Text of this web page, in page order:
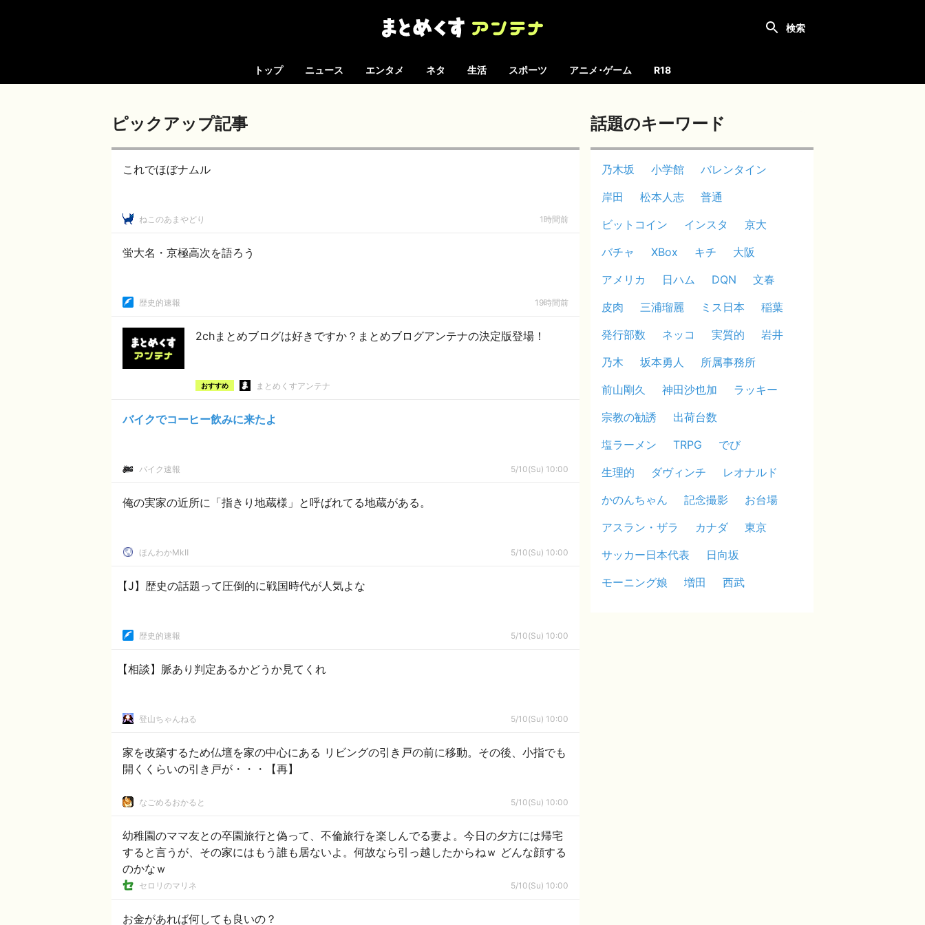
トップ ニュース エンタメ ネタ 生活 スポーツ アニメ･ゲーム R18
ピックアップ記事
これでほぼナムル
ねこのあまやどり 1時間前
蛍大名・京極高次を語ろう
歴史的速報 19時間前
2chまとめブログは好きですか？まとめブログアンテナの決定版登場！
おすすめ まとめくすアンテナ
バイクでコーヒー飲みに来たよ
バイク速報 5/10(Su) 10:00
俺の実家の近所に「指きり地蔵様」と呼ばれてる地蔵がある。
ほんわかMkⅡ 5/10(Su) 10:00
【J】歴史の話題って圧倒的に戦国時代が人気よな
歴史的速報 5/10(Su) 10:00
【相談】脈あり判定あるかどうか見てくれ
登山ちゃんねる 5/10(Su) 10:00
家を改築するため仏壇を家の中心にある リビングの引き戸の前に移動。その後、小指でも
開くくらいの引き戸が・・・【再】
なごめるおかると 5/10(Su) 10:00
幼稚園のママ友との卒園旅行と偽って、不倫旅行を楽しんでる妻よ。今日の夕方には帰宅
すると言うが、その家にはもう誰も居ないよ。何故なら引っ越したからねｗ どんな顔する
のかなｗ
セロリのマリネ 5/10(Su) 10:00
お金があれば何しても良いの？
話題のキーワード
乃木坂 小学館
バレンタイン
岸田
松本人志
普通
ビットコイン
インスタ
京大
バチャ
XBox キチ
大阪
アメリカ
日ハム DQN
文春
皮肉
三浦瑠麗 ミス日本
稲葉
発行部数
ネッコ 実質的
岩井
乃木
坂本勇人
所属事務所
前山剛久
神田沙也加
ラッキー
宗教の勧誘
出荷台数
塩ラーメン
TRPG
でび
生理的
ダヴィンチ
レオナルド
かのんちゃん
記念撮影
お台場
アスラン・ザラ
カナダ
東京
サッカー日本代表
日向坂
モーニング娘
増田 西武